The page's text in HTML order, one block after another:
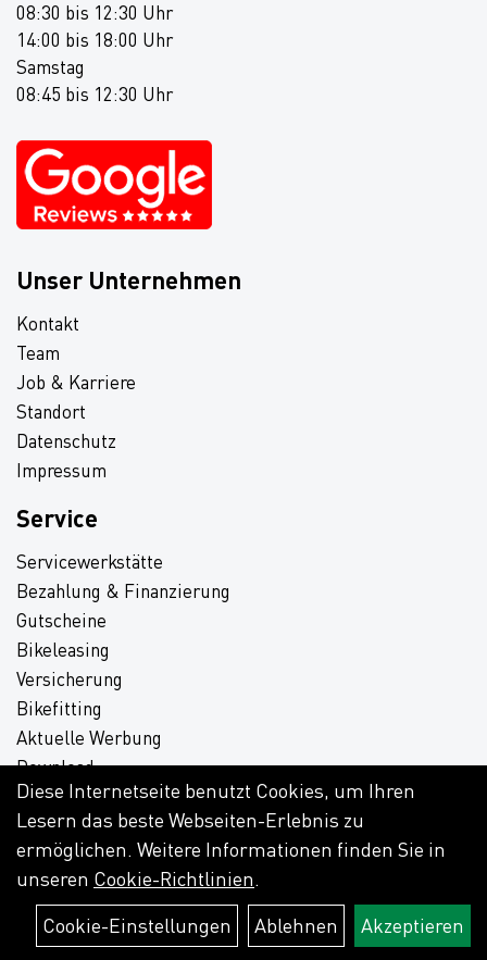
08:30 bis 12:30 Uhr
14:00 bis 18:00 Uhr
Samstag
08:45 bis 12:30 Uhr
Unser Unternehmen
Kontakt
Team
Job & Karriere
Standort
Datenschutz
Impressum
Service
Servicewerkstätte
Bezahlung & Finanzierung
Gutscheine
Bikeleasing
Versicherung
Bikefitting
Aktuelle Werbung
Download
Diese Internetseite benutzt Cookies, um Ihren
Lesern das beste Webseiten-Erlebnis zu
ermöglichen. Weitere Informationen finden Sie in
unseren Cookie-Richtlinien.
Cookie-Einstellungen
Ablehnen Akzeptieren